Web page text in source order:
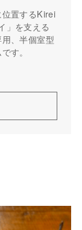
置するKirei
」を支える
、半個室型
す。